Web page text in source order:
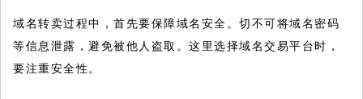
域名转卖过程中，首先要保障域名安全。切不可将域名密码
等信息泄露，避免被他人盗取。这里选择域名交易平台时，
要注重安全性。